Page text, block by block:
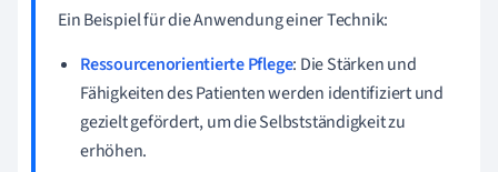
Ein Beispiel für die Anwendung einer Technik:
Ressourcenorientierte Pflege: Die Stärken und
Fähigkeiten des Patienten werden identifiziert und
gezielt gefördert, um die Selbstständigkeit zu
erhöhen.